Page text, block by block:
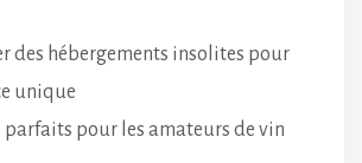
des hébergements insolites pour
unique
parfaits pour les amateurs de vin